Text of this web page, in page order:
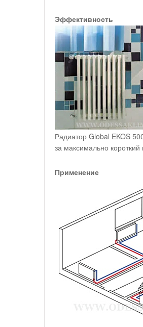
Эффективность
Радиатор Global EKOS
за максимально
Применение